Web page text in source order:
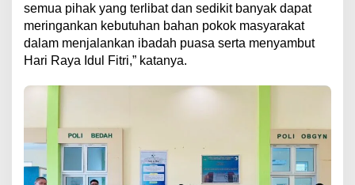
semua pihak yang terlibat dan sedikit banyak dapat
meringankan kebutuhan bahan pokok masyarakat
dalam menjalankan ibadah puasa serta menyambut
Hari Raya Idul Fitri,” katanya.